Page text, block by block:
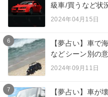
級車/買うなど状
2024年04月15日
6
【夢占い】車で
などシーン別の
2024年09月11日
7
【夢占い】車が